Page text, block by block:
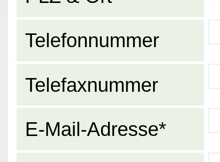
Telefonnummer
Telefaxnummer
E-Mail-Adresse*